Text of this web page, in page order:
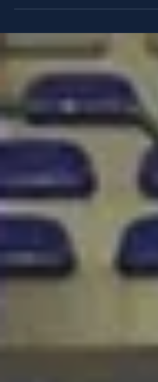
Mitgründerin des Start-
Entstehung der
Möglichkeiten für
Sportler sowie für
von den nächsten
Handball und darüber
dich kurz vorstellen? Ich
Mitgründerin des Start-
ich das Unternehmen
ich im digitalen